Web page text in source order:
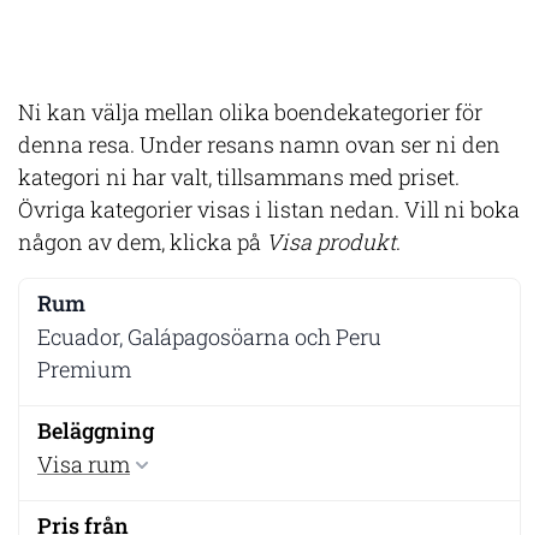
Ni kan välja mellan olika boendekategorier för
denna resa. Under resans namn ovan ser ni den
kategori ni har valt, tillsammans med priset.
Övriga kategorier visas i listan nedan. Vill ni boka
någon av dem, klicka på Visa produkt.
Ecuador, Galápagosöarna och Peru
Premium
Visa rum